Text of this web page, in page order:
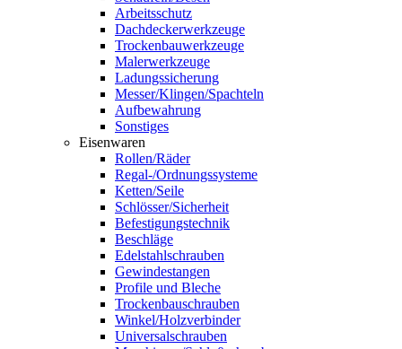
Arbeitsschutz
Dachdeckerwerkzeuge
Trockenbauwerkzeuge
Malerwerkzeuge
Ladungssicherung
Messer/Klingen/Spachteln
Aufbewahrung
Sonstiges
Eisenwaren
Rollen/Räder
Regal-/Ordnungssysteme
Ketten/Seile
Schlösser/Sicherheit
Befestigungstechnik
Beschläge
Edelstahlschrauben
Gewindestangen
Profile und Bleche
Trockenbauschrauben
Winkel/Holzverbinder
Universalschrauben